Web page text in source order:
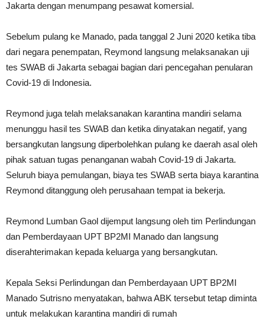
Jakarta dengan menumpang pesawat komersial.
Sebelum pulang ke Manado, pada tanggal 2 Juni 2020 ketika tiba
dari negara penempatan, Reymond langsung melaksanakan uji
tes SWAB di Jakarta sebagai bagian dari pencegahan penularan
Covid-19 di Indonesia.
Reymond juga telah melaksanakan karantina mandiri selama
menunggu hasil tes SWAB dan ketika dinyatakan negatif, yang
bersangkutan langsung diperbolehkan pulang ke daerah asal oleh
pihak satuan tugas penanganan wabah Covid-19 di Jakarta.
Seluruh biaya pemulangan, biaya tes SWAB serta biaya karantina
Reymond ditanggung oleh perusahaan tempat ia bekerja.
Reymond Lumban Gaol dijemput langsung oleh tim Perlindungan
dan Pemberdayaan UPT BP2MI Manado dan langsung
diserahterimakan kepada keluarga yang bersangkutan.
Kepala Seksi Perlindungan dan Pemberdayaan UPT BP2MI
Manado Sutrisno menyatakan, bahwa ABK tersebut tetap diminta
untuk melakukan karantina mandiri di rumah